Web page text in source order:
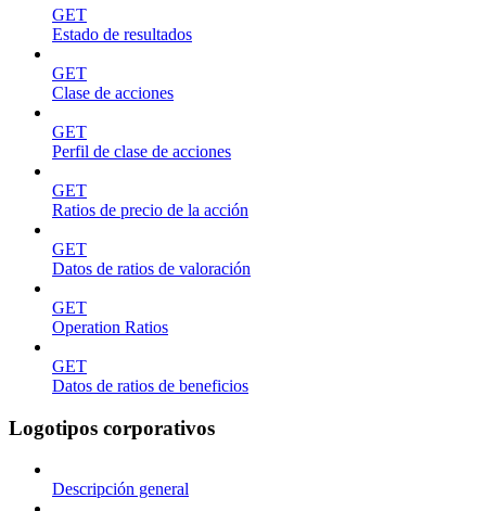
GET
Estado de resultados
GET
Clase de acciones
GET
Perfil de clase de acciones
GET
Ratios de precio de la acción
GET
Datos de ratios de valoración
GET
Operation Ratios
GET
Datos de ratios de beneficios
Logotipos corporativos
Descripción general